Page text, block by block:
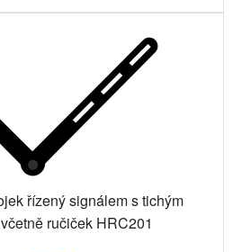
řízený signálem s tichým
ručiček HRC201